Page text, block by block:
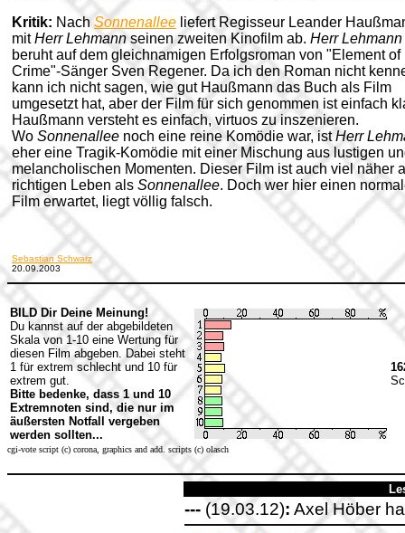
Kritik: Nach Sonnenallee liefert Regisseur Leander
mitHerr Lehmann seinen zweiten Kinofilm ab. Herr Lehmann
beruht auf dem gleichnamigen Erfolgsroman von "Element of
Crime"-Sänger Sven Regener. Da ich den Roman nicht
kann ich nicht sagen, wie gut Haußmann das Buch als Film
umgesetzt hat, aber der Film für sich genommen ist einfach
Haußmann versteht es einfach, virtuos zu inszenieren.
Wo Sonnenallee noch eine reine Komödie war, istHerr
eher eine Tragik-Komödie mit einer Mischung aus lustigen
melancholischen Momenten. Dieser Film ist auch viel näher
richtigen Leben als Sonnenallee. Doch wer hier einen
Film erwartet, liegt völlig falsch.
Sebastian Schwarz
20.09.2003
BILD Dir Deine Meinung!
Du kannst auf der abgebildeten
Skala von 1-10 eine Wertung für
diesen Film abgeben. Dabei steht
1 für extrem schlecht und 10 für
extrem gut.
Bitte bedenke, dass 1 und 10
Extremnoten sind, die nur im
äußersten Notfall vergeben
werden sollten...
cgi-vote script (c) corona, graphics and add. scripts (c) olasch
--- (19.03.12): Axel Höber